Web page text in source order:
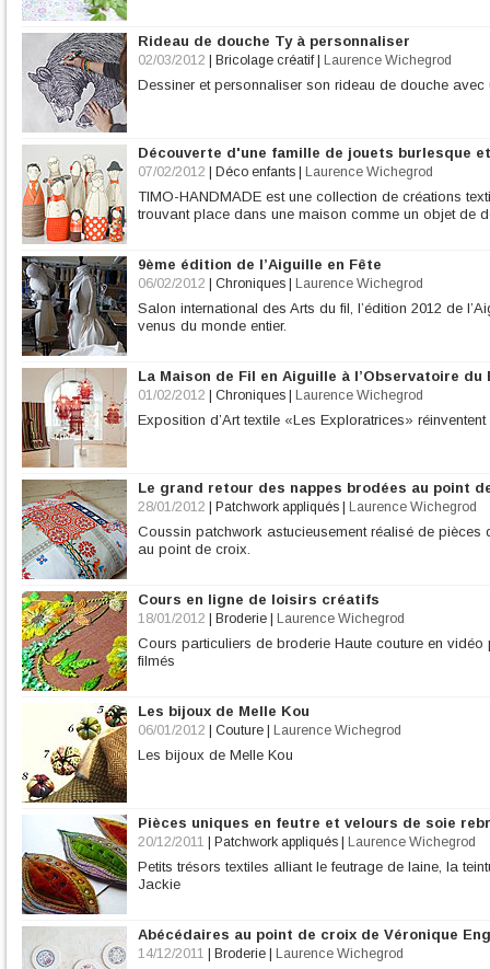
Rideau de douche Ty à personnaliser
02/03/2012 Bricolage créatif| Laurence Wichegrod
Dessiner et personnaliser son rideau de douche avec
Découverte d'une famille de jouets burlesque
07/02/2012 Déco enfants Laurence Wichegrod
TIMO-HANDMADE est une collection de créations
trouvant place dans une maison comme un objet de
9ème édition de l’Aiguille en Fête
06/02/2012 Chroniques Laurence Wichegrod
Salon international des Arts du fil, l’édition 2012 de
venus du monde entier.
La Maison de Fil en Aiguille à l’Observatoire du
01/02/2012 Chroniques Laurence Wichegrod
Exposition d’Art textile «Les Exploratrices»
Le grand retour des nappes brodées au point
28/01/2012 Patchwork appliqués Laurence Wichegrod
Coussin patchwork astucieusement réalisé de
au point de croix.
Cours en ligne de loisirs créatifs
18/01/2012 Broderie Laurence Wichegrod
Cours particuliers de broderie Haute couture en
filmés
Les bijoux de Melle Kou
06/01/2012 Couture Laurence Wichegrod
Les bijoux de Melle Kou
Pièces uniques en feutre et velours de soie
20/12/2011 Patchwork appliqués Laurence Wichegrod
Petits trésors textiles alliant le feutrage de laine, la
Jackie
Abécédaires au point de croix de Véronique
14/12/2011 Broderie Laurence Wichegrod